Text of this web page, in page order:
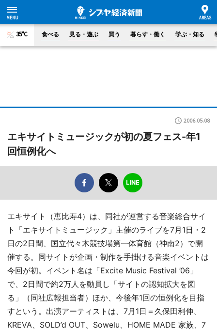
35°C 食べる 見る・遊ぶ 買う 暮らす・働く 学ぶ・知る
2006.05.08
エキサイトミュージックが初の夏フェス-年1
回恒例化へ
エキサイト（恵比寿4）は、同社が運営する音楽総合サイ
ト「エキサイトミュージック」主催のライブを7月1日・2
日の2日間、国立代々木競技場第一体育館（神南2）で開
催する。同サイトが企画・制作を手掛ける音楽イベントは
今回が初。イベント名は「Excite Music Festival ’06」
で、2日間で約2万人を動員し「サイトの認知拡大を図
る」（同社広報担当者）ほか、今後年1回の恒例化を目指
すという。出演アーティストは、7月1日＝久保田利伸、
KREVA、SOLD’d OUT、Sowelu、HOME MADE 家族、7